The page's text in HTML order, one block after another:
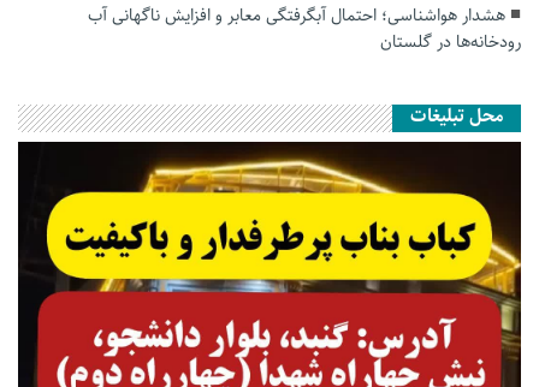
هشدار هواشناسی؛ احتمال آبگرفتگی معابر و افزایش ناگهانی آب
رودخانه‌ها در گلستان
محل تبلیغات